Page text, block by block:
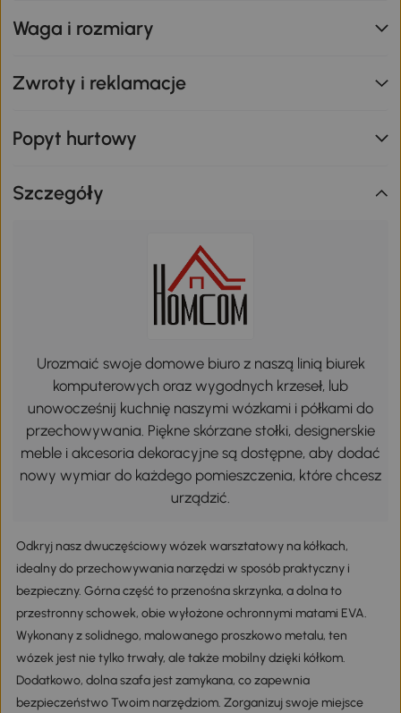
Waga i rozmiary
Zwroty i reklamacje
Popyt hurtowy
Szczegóły
Urozmaić swoje domowe biuro z naszą linią biurek
komputerowych oraz wygodnych krzeseł, lub
unowocześnij kuchnię naszymi wózkami i półkami do
przechowywania. Piękne skórzane stołki, designerskie
meble i akcesoria dekoracyjne są dostępne, aby dodać
nowy wymiar do każdego pomieszczenia, które chcesz
urządzić.
Odkryj nasz dwuczęściowy wózek warsztatowy na kółkach,
idealny do przechowywania narzędzi w sposób praktyczny i
bezpieczny. Górna część to przenośna skrzynka, a dolna to
przestronny schowek, obie wyłożone ochronnymi matami EVA.
Wykonany z solidnego, malowanego proszkowo metalu, ten
wózek jest nie tylko trwały, ale także mobilny dzięki kółkom.
Dodatkowo, dolna szafa jest zamykana, co zapewnia
bezpieczeństwo Twoim narzędziom. Zorganizuj swoje miejsce